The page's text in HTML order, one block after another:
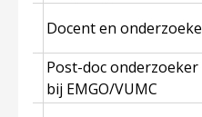
Docent en onderzoeke
Post-doc onderzoeker
bij EMGO/VUMC